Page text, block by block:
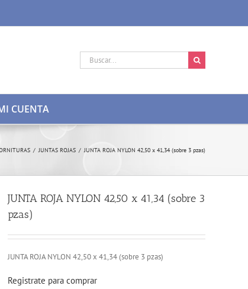
Buscar:
CUENTA
/ JUNTAS ROJAS / JUNTA ROJA NYLON 42,50 x 41,34 (sobre 3 pzas)
JUNTA ROJA NYLON 42,50 x 41,34 (sobre 3
pzas)
JUNTA ROJA NYLON 42,50 x 41,34 (sobre 3 pzas)
Registrate para comprar